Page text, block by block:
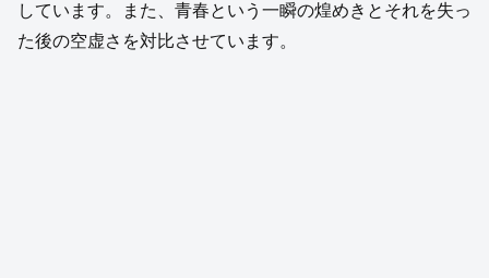
しています。また、青春という一瞬の煌めきとそれを失っ
た後の空虚さを対比させています。